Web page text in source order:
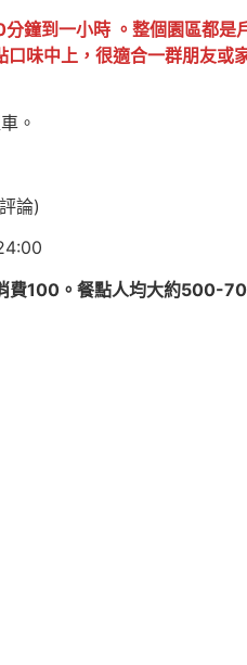
鐘到一小時 。整個園區都
味中上，很適合一群朋友
。
論)
費100。餐點人均大約500-